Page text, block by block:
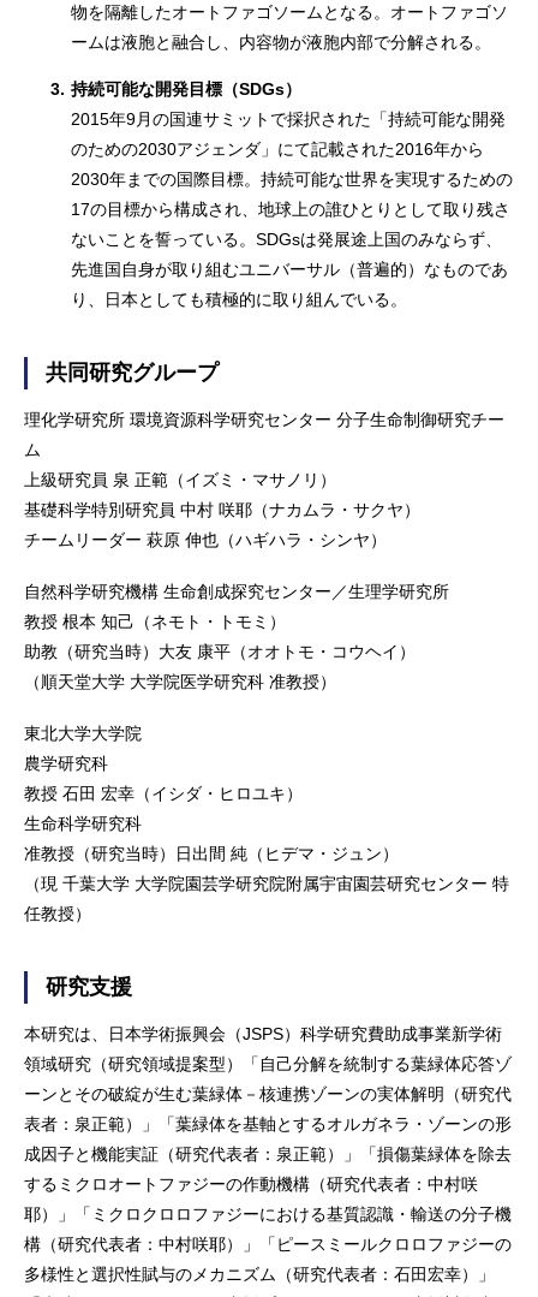
物を隔離したオートファゴソームとなる。オートファゴソ
ームは液胞と融合し、内容物が液胞内部で分解される。
3. 持続可能な開発目標（SDGs）
2015年9月の国連サミットで採択された「持続可能な開発
のための2030アジェンダ」にて記載された2016年から
2030年までの国際目標。持続可能な世界を実現するための
17の目標から構成され、地球上の誰ひとりとして取り残さ
ないことを誓っている。SDGsは発展途上国のみならず、
先進国自身が取り組むユニバーサル（普遍的）なものであ
り、日本としても積極的に取り組んでいる。
共同研究グループ
理化学研究所 環境資源科学研究センター 分子生命制御研究チー
ム
上級研究員 泉 正範（イズミ・マサノリ）
基礎科学特別研究員 中村 咲耶（ナカムラ・サクヤ）
チームリーダー 萩原 伸也（ハギハラ・シンヤ）
自然科学研究機構 生命創成探究センター／生理学研究所
教授 根本 知己（ネモト・トモミ）
助教（研究当時）大友 康平（オオトモ・コウヘイ）
（順天堂大学 大学院医学研究科 准教授）
東北大学大学院
農学研究科
教授 石田 宏幸（イシダ・ヒロユキ）
生命科学研究科
准教授（研究当時）日出間 純（ヒデマ・ジュン）
（現 千葉大学 大学院園芸学研究院附属宇宙園芸研究センター 特
任教授）
研究支援
本研究は、日本学術振興会（JSPS）科学研究費助成事業新学術
領域研究（研究領域提案型）「自己分解を統制する葉緑体応答ゾ
ーンとその破綻が生む葉緑体－核連携ゾーンの実体解明（研究代
表者：泉正範）」「葉緑体を基軸とするオルガネラ・ゾーンの形
成因子と機能実証（研究代表者：泉正範）」「損傷葉緑体を除去
するミクロオートファジーの作動機構（研究代表者：中村咲
耶）」「ミクロクロロファジーにおける基質認識・輸送の分子機
構（研究代表者：中村咲耶）」「ピースミールクロロファジーの
多様性と選択性賦与のメカニズム（研究代表者：石田宏幸）」